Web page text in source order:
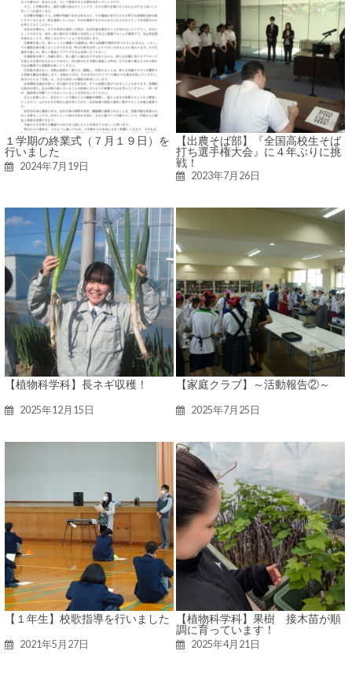
１学期の終業式（７月１９日）を
行いました
2024年7月19日
【出農そば部】『全国高校生そば
打ち選手権大会』に４年ぶりに挑
戦！
2023年7月26日
【植物科学科】長ネギ収穫！
2025年12月15日
【家庭クラブ】～活動報告②～
2025年7月25日
【１年生】校歌指導を行いました
2021年5月27日
【植物科学科】果樹 接木苗が順
調に育っています！
2025年4月21日